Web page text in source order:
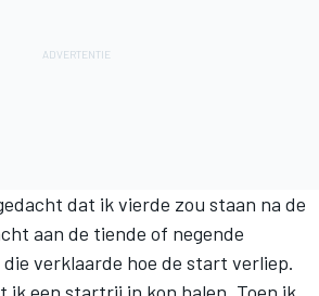
dat ik vierde zou staan na de
aan de tiende of negende
verklaarde hoe de start verliep.